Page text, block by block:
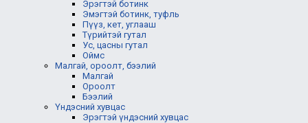
Эрэгтэй ботинк
Эмэгтэй ботинк, туфль
Пүүз, кет, углааш
Түрийтэй гутал
Ус, цасны гутал
Оймс
Малгай, ороолт, бээлий
Малгай
Ороолт
Бээлий
Үндэсний хувцас
Эрэгтэй үндэсний хувцас